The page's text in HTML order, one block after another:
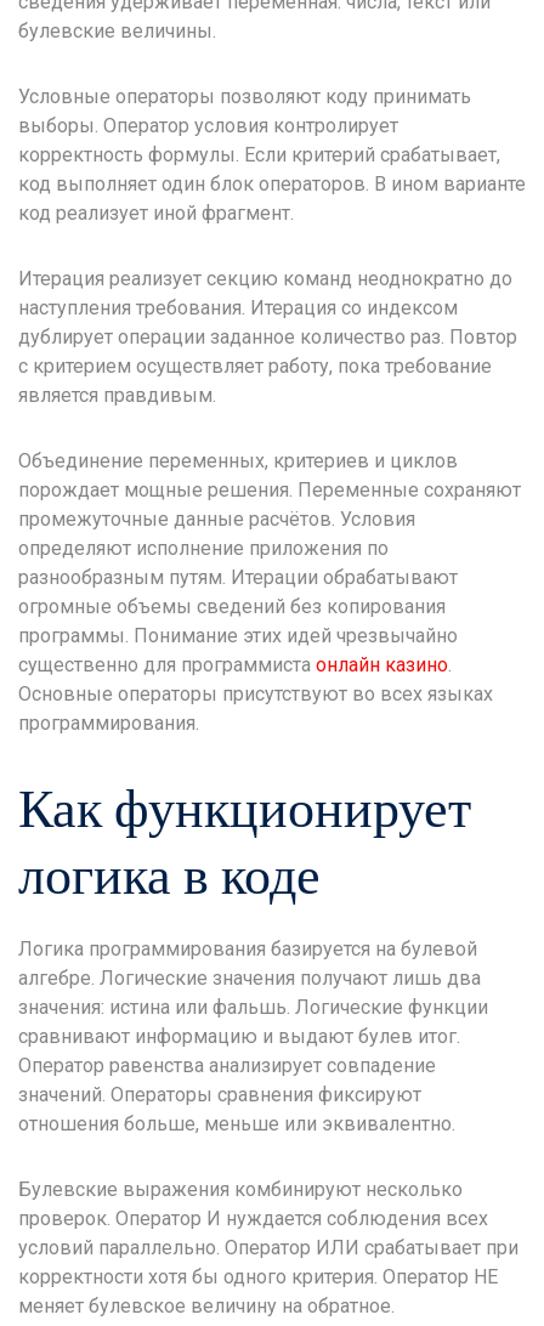
булевские величины.
Условные операторы позволяют коду принимать
выборы. Оператор условия контролирует
корректность формулы. Если критерий срабатывает,
код выполняет один блок операторов. В ином варианте
код реализует иной фрагмент.
Итерация реализует секцию команд неоднократно до
наступления требования. Итерация со индексом
дублирует операции заданное количество раз. Повтор
с критерием осуществляет работу, пока требование
является правдивым.
Объединение переменных, критериев и циклов
порождает мощные решения. Переменные сохраняют
промежуточные данные расчётов. Условия
определяют исполнение приложения по
разнообразным путям. Итерации обрабатывают
огромные объемы сведений без копирования
программы. Понимание этих идей чрезвычайно
существенно для программиста онлайн казино.
Основные операторы присутствуют во всех языках
программирования.
Как функционирует
логика в коде
Логика программирования базируется на булевой
алгебре. Логические значения получают лишь два
значения: истина или фальшь. Логические функции
сравнивают информацию и выдают булев итог.
Оператор равенства анализирует совпадение
значений. Операторы сравнения фиксируют
отношения больше, меньше или эквивалентно.
Булевские выражения комбинируют несколько
проверок. Оператор И нуждается соблюдения всех
условий параллельно. Оператор ИЛИ срабатывает при
корректности хотя бы одного критерия. Оператор НЕ
меняет булевское величину на обратное.